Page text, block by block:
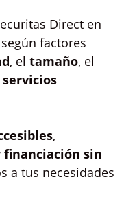
Direct en
factores
, el tamaño, el
servicios
,
financiación sin
a tus necesidades